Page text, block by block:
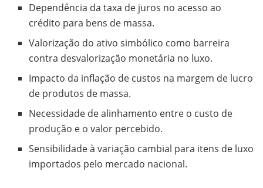
Dependência da taxa de juros no acesso ao
crédito para bens de massa.
Valorização do ativo simbólico como barreira
contra desvalorização monetária no luxo.
Impacto da inflação de custos na margem de lucro
de produtos de massa.
Necessidade de alinhamento entre o custo de
produção e o valor percebido.
Sensibilidade à variação cambial para itens de luxo
importados pelo mercado nacional.